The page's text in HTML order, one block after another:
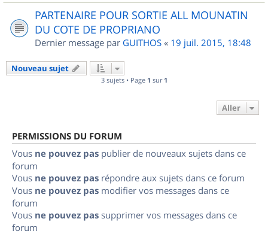
PARTENAIRE POUR SORTIE ALL MOUNATIN
DU COTE DE PROPRIANO
Dernier message par GUITHOS « 19 juil. 2015, 18:48
Nouveau sujet
3 sujets • Page 1 sur 1
Aller
PERMISSIONS DU FORUM
Vous ne pouvez pas publier de nouveaux sujets dans ce
forum
Vous ne pouvez pas répondre aux sujets dans ce forum
Vous ne pouvez pas modifier vos messages dans ce
forum
Vous ne pouvez pas supprimer vos messages dans ce
forum